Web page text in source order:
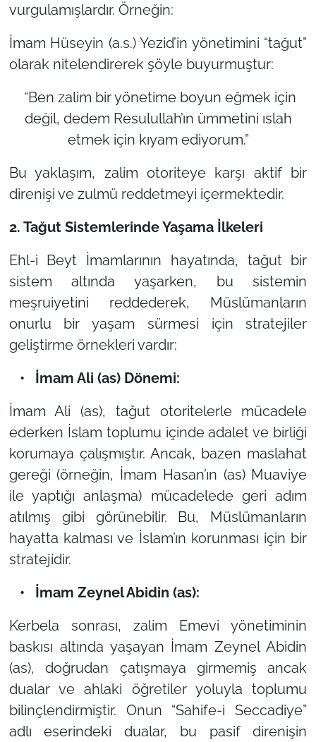
vurgulamışlardır. Örneğin:
İmam Hüseyin (a.s.) Yezid’in yönetimini “tağut”
olarak nitelendirerek şöyle buyurmuştur:
“Ben zalim bir yönetime boyun eğmek için
değil, dedem Resulullah’ın ümmetini ıslah
etmek için kıyam ediyorum.”
Bu yaklaşım, zalim otoriteye karşı aktif bir
direnişi ve zulmü reddetmeyi içermektedir.
2. Tağut Sistemlerinde Yaşama İlkeleri
Ehl-i Beyt İmamlarının hayatında, tağut bir
sistem altında yaşarken, bu sistemin
meşruiyetini reddederek, Müslümanların
onurlu bir yaşam sürmesi için stratejiler
geliştirme örnekleri vardır:
• İmam Ali (as) Dönemi:
İmam Ali (as), tağut otoritelerle mücadele
ederken İslam toplumu içinde adalet ve birliği
korumaya çalışmıştır. Ancak, bazen maslahat
gereği (örneğin, İmam Hasan’ın (as) Muaviye
ile yaptığı anlaşma) mücadelede geri adım
atılmış gibi görünebilir. Bu, Müslümanların
hayatta kalması ve İslam’ın korunması için bir
stratejidir.
• İmam Zeynel Abidin (as):
Kerbela sonrası, zalim Emevi yönetiminin
baskısı altında yaşayan İmam Zeynel Abidin
(as), doğrudan çatışmaya girmemiş ancak
dualar ve ahlaki öğretiler yoluyla toplumu
bilinçlendirmiştir. Onun “Sahife-i Seccadiye”
adlı eserindeki dualar, bu pasif direnişin